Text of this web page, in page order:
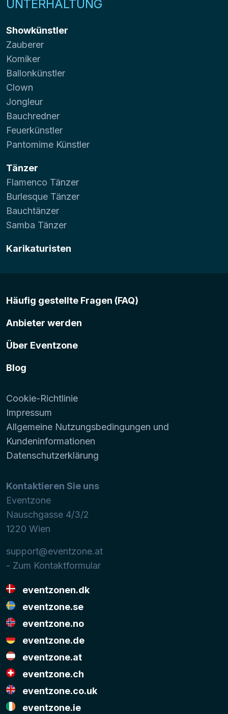
UNTERHALTUNG
Showkünstler
Zauberer
Komiker
Ballonkünstler
Clown
Jongleur
Bauchredner
Feuerkünstler
Pantomime Künstler
Tänzer
Flamenco Tänzer
Burlesque Tänzer
Bauchtänzer
Samba Tänzer
Karikaturisten
Häufig gestellte Fragen (FAQ)
Anbieter werden
Über Eventzone
Blog
Cookie-Richtlinie
Impressum
Allgemeine Nutzungsbedingungen und
Kundeninformationen
Datenschutzerklärung
Kontaktieren Sie uns
Eventzone
Nauschgasse 4/3/2
1220 Wien
support@eventzone.at
- Zum Kontaktformular
eventzonen.dk
eventzone.se
eventzone.no
eventzone.de
eventzone.at
eventzone.ch
eventzone.co.uk
eventzone.ie